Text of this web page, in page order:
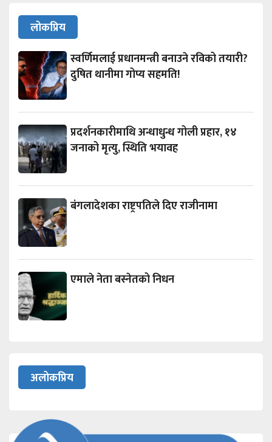
लोकप्रिय
स्वर्णिमलाई प्रधानमन्त्री बनाउने रविको तयारी?
दुषित थानीमा गोप्य सहमति!
प्रदर्शनकारीमाथि अन्धाधुन्ध गोली प्रहार, १४
जनाको मृत्यु, स्थिति भयावह
बंगलादेशका राष्ट्रपतिले दिए राजीनामा
एमाले नेता बस्नेतको निधन
अलोकप्रिय